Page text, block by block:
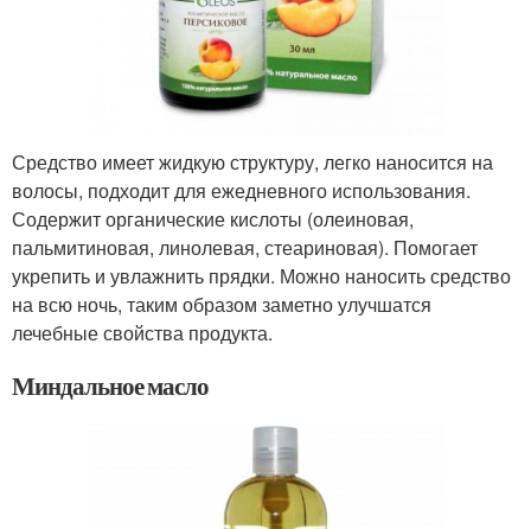
Средство имеет жидкую структуру, легко наносится на
волосы, подходит для ежедневного использования.
Содержит органические кислоты (олеиновая,
пальмитиновая, линолевая, стеариновая). Помогает
укрепить и увлажнить прядки. Можно наносить средство
на всю ночь, таким образом заметно улучшатся
лечебные свойства продукта.
Миндальное масло